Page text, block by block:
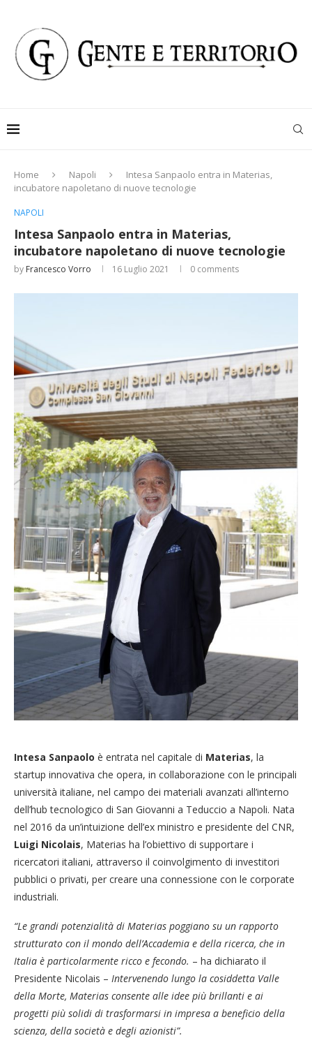
Home Napoli
Intesa Sanpaolo entra in Materias,
incubatore napoletano di nuove tecnologie
NAPOLI
Intesa Sanpaolo entra in Materias,
incubatore napoletano di nuove tecnologie
by Francesco Vorro 16 Luglio 2021 0 comments
Intesa Sanpaolo è entrata nel capitale di Materias, la
startup innovativa che opera, in collaborazione con le principali
università italiane, nel campo dei materiali avanzati all’interno
dell’hub tecnologico di San Giovanni a Teduccio a Napoli. Nata
nel 2016 da un’intuizione dell’ex ministro e presidente del CNR,
Luigi Nicolais, Materias ha l’obiettivo di supportare i
ricercatori italiani, attraverso il coinvolgimento di investitori
pubblici o privati, per creare una connessione con le corporate
industriali.
“Le grandi potenzialità di Materias poggiano su un rapporto
strutturato con il mondo dell’Accademia e della ricerca, che in
Italia è particolarmente ricco e fecondo. – ha dichiarato il
Presidente Nicolais – Intervenendo lungo la cosiddetta Valle
della Morte, Materias consente alle idee più brillanti e ai
progetti più solidi di trasformarsi in impresa a beneficio della
scienza, della società e degli azionisti”.